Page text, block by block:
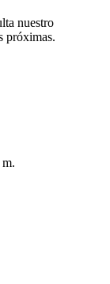
nuestro
próximas.